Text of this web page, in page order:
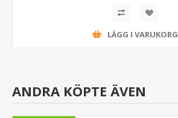
LÄGG I VARUKORG
ANDRA KÖPTE ÄVEN